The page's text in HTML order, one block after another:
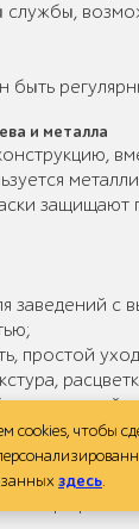
службы,
быть
и металла
защищают
заведений с
простой
натуральный
cookies, чтобы
здесь.